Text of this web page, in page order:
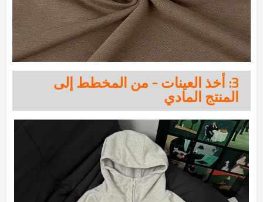
3: أخذ العينات - من المخطط إلى
المنتج المادي